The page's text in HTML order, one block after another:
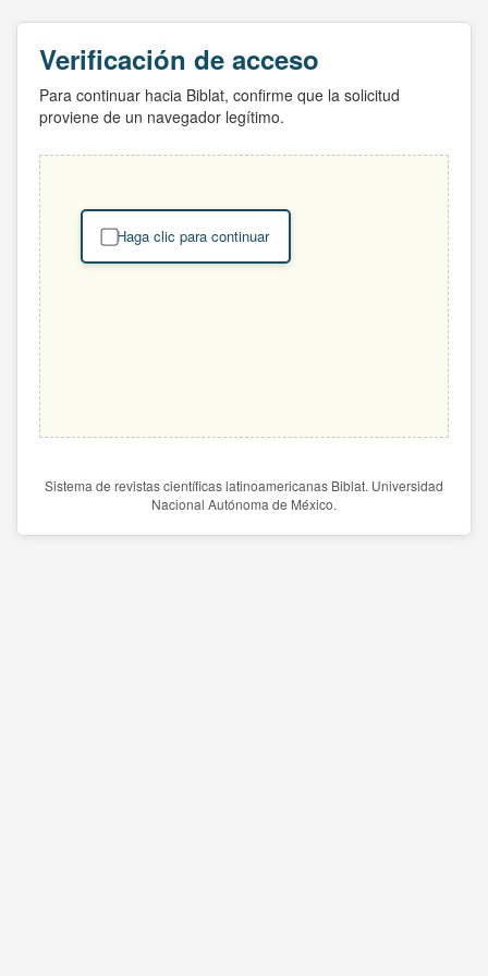
Verificación de acceso
Para continuar hacia Biblat, confirme que la solicitud
proviene de un navegador legítimo.
Haga clic para continuar
Sistema de revistas científicas latinoamericanas Biblat. Universidad
Nacional Autónoma de México.